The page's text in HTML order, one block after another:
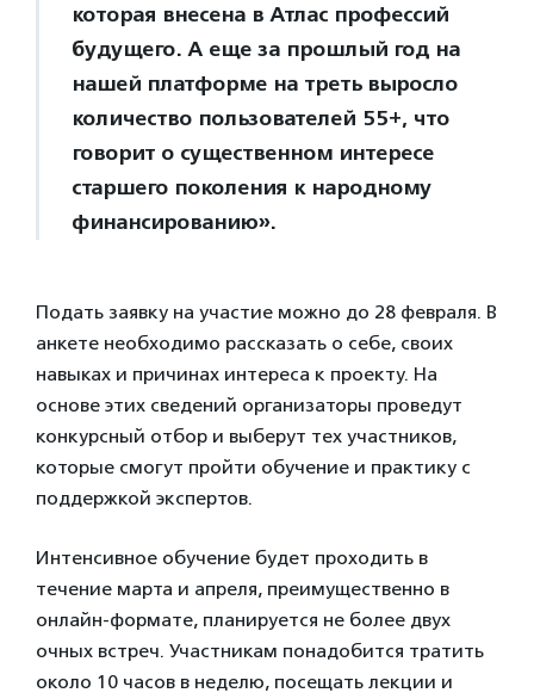
которая внесена в Атлас профессий
будущего. А еще за прошлый год на
нашей платформе на треть выросло
количество пользователей 55+, что
говорит о существенном интересе
старшего поколения к народному
финансированию».
Подать заявку на участие можно до 28 февраля. В
анкете необходимо рассказать о себе, своих
навыках и причинах интереса к проекту. На
основе этих сведений организаторы проведут
конкурсный отбор и выберут тех участников,
которые смогут пройти обучение и практику с
поддержкой экспертов.
Интенсивное обучение будет проходить в
течение марта и апреля, преимущественно в
онлайн-формате, планируется не более двух
очных встреч. Участникам понадобится тратить
около 10 часов в неделю, посещать лекции и